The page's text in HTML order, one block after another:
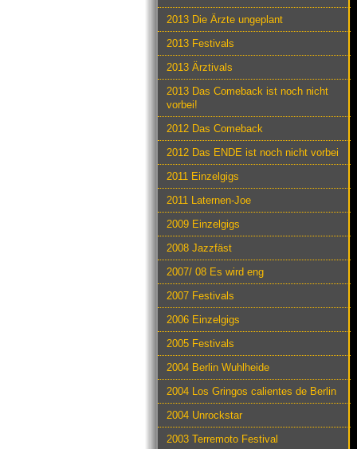
2013 Die Ärzte ungeplant
2013 Festivals
2013 Ärztivals
2013 Das Comeback ist noch nicht
vorbei!
2012 Das Comeback
2012 Das ENDE ist noch nicht vorbei
2011 Einzelgigs
2011 Laternen-Joe
2009 Einzelgigs
2008 Jazzfäst
2007/ 08 Es wird eng
2007 Festivals
2006 Einzelgigs
2005 Festivals
2004 Berlin Wuhlheide
2004 Los Gringos calientes de Berlin
2004 Unrockstar
2003 Terremoto Festival